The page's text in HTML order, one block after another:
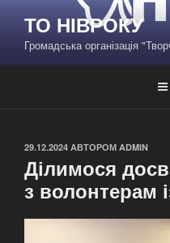
вмісту
ТО НІВРОКУ
Громадська організація
ОПУБЛІКОВАНО
29.12.2024 АВТОРОМ ADMIN
Ділимося
з волонтерам